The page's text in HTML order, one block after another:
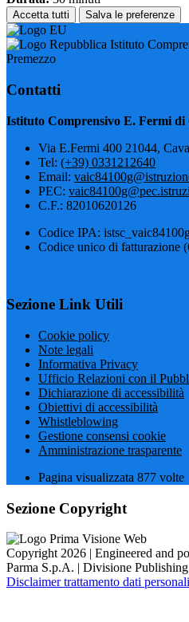
Accetta tutti Salva le preferenze
Istituto
Premezzo
Contatti
Istituto Comprensivo E. Fermi di
Via E.Fermi 400 21044,
Tel: (+39) 0331212640
Email:
PEC:
C.F.: 82010620126
Codice IPA:
Codice unico di fatturazione
Sezione Link Utili
Cookie policy
Note legali
Informativa Privacy
Ufficio Relazioni con il
Dichiarazione di accessibilità
Obiettivi di accessibilità
Whistleblowing
Gestione consensi cookie
Amministrazione trasparente
Pagina visualizzata 877 volte
Sezione Copyright
Copyright 2026 | Engineered and
Parma S.p.A. | Divisione
Disclaimer trattamento dati personali